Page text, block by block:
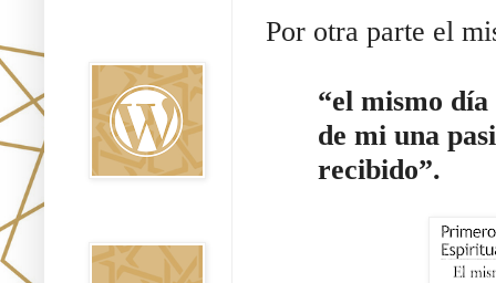
Por otra parte el
“el mismo día
de mi una
recibido”.